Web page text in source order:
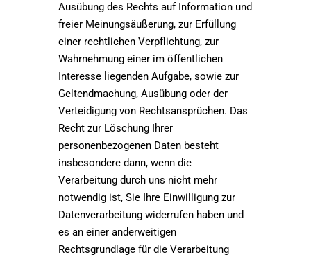
Ausübung des Rechts auf Information und
freier Meinungsäußerung, zur Erfüllung
einer rechtlichen Verpflichtung, zur
Wahrnehmung einer im öffentlichen
Interesse liegenden Aufgabe, sowie zur
Geltendmachung, Ausübung oder der
Verteidigung von Rechtsansprüchen. Das
Recht zur Löschung Ihrer
personenbezogenen Daten besteht
insbesondere dann, wenn die
Verarbeitung durch uns nicht mehr
notwendig ist, Sie Ihre Einwilligung zur
Datenverarbeitung widerrufen haben und
es an einer anderweitigen
Rechtsgrundlage für die Verarbeitung